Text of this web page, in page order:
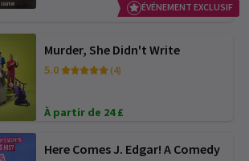
ÉVÉNEMENT EXCLUSIF
Murder, She Didn't Write
5.0 (4)
À partir de 24 £
Here Comes J. Edgar! A Comedy